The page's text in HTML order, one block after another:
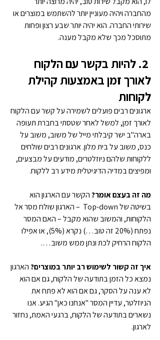
מהחברה ויהיה מעוניין יותר להשתמש במוצרים או
שירותי החברה. הוא יהיה יותר שבע רצון ופחות
מתוסכל מכך שלא מקבל מענה.
להיות בקשר עם הלקוח
לאורך זמן באמצעות קהילת
לקוחות
ארגונים רבים פועלים לשמירה על קשר עם הלקוח
לאורך זמן, למשל לאחר שטסתי בחברת תעופה
בארה"ב ישר קיבלתי מייל של משוב, משוב על
כנס, משוב על בית מלון. ארגונים רבים שולחים
ללקוחות שלהם ניוזלטרים, מודעים על מבצעים,
ומפיצים במדיה הדיגיטלית מידע רב ללקוח.
מה זה בעצם אומר? הקשר עם הארגון הוא
בשיטה של Top-down  – הארגון שולח מסר אל
הלקוחות, והמשוב שהוא מקבל – האם המסר
נפתח (20% זה טוב…) נקרא (5%), או אפילו
הלקוח הרחיק לכת ונתן ממש משוב….
איך זה קשור לשימוש רב יותר במוצרים? הארגון
נמצא כל הזמן בתודעה של הלקוח, גם אם הוא
לא ענה על הסקר, גם אם הוא לא פתח את
הניוזלטר, עדיין המסר "אנחנו כאן" הגיע. אנו
נשארים בתודעה של הלקוח, ברגעי האמת, נחזור
לארגון.